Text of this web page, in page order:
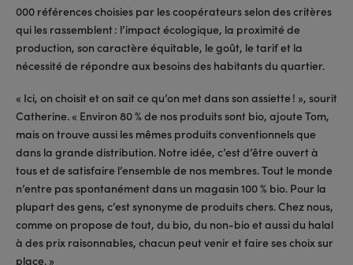
000 références choisies par les coopérateurs selon des critères
qui les rassemblent : l’impact écologique, la proximité de
production, son caractère équitable, le goût, le tarif et la
nécessité de répondre aux besoins des habitants du quartier.
« Ici, on choisit et on sait ce qu’on met dans son assiette ! », sourit
Catherine. « Environ 80 % de nos produits sont bio, ajoute Tom,
mais on trouve aussi les mêmes produits conventionnels que
dans la grande distribution. Notre idée, c’est d’être ouvert à
tous et de satisfaire l’ensemble de nos membres. Tout le monde
n’entre pas spontanément dans un magasin 100 % bio. Pour la
plupart des gens, c’est synonyme de produits chers. Chez nous,
comme on propose de tout, du bio, du non-bio et aussi du halal
à des prix raisonnables, chacun peut venir et faire ses choix sur
place. »